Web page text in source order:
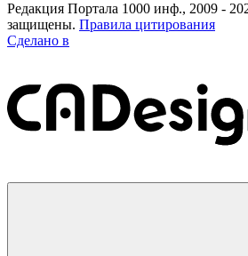
Редакция Портала 1000 инф., 2009 -
защищены. Правила цитирования
Сделано в